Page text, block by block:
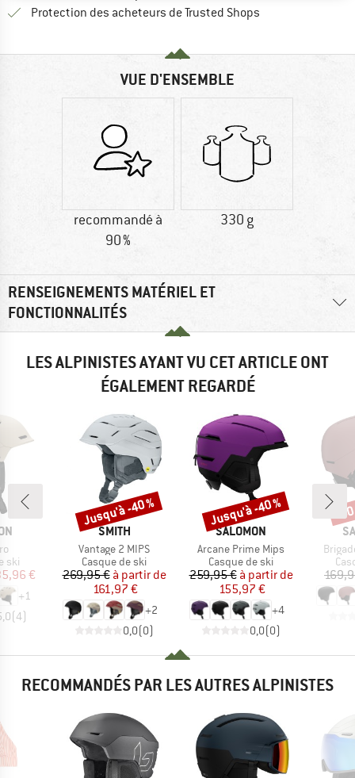
Protection des acheteurs de Trusted Shops
VUE D'ENSEMBLE
recommandé à
90 %
330 g
RENSEIGNEMENTS MATÉRIEL ET
FONCTIONNALITÉS
LES ALPINISTES AYANT VU CET ARTICLE ONT
ÉGALEMENT REGARDÉ
ski
réduit
€
+1
(4)
MARQUE
SMITH
Article
Vantage 2 MIPS
Product group
Casque de ski
Prix
269,95 € Prix réduit
à partir de
161,97 €
+2
0,0(0)
Remise
Jusqu'à -40 %
MARQUE
SALOMON
Article
Arcane Prime Mips
Product group
Casque de ski
Prix
259,95 € Prix réduit
à partir de
155,97 €
+4
0,0(0)
Remise
Jusqu'à -40 %
Article
-
RECOMMANDÉS PAR LES AUTRES ALPINISTES